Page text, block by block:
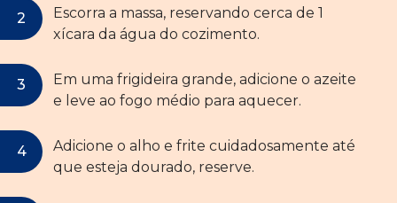
Escorra a massa, reservando cerca de 1
xícara da água do cozimento.
Em uma frigideira grande, adicione o azeite
e leve ao fogo médio para aquecer.
Adicione o alho e frite cuidadosamente até
que esteja dourado, reserve.